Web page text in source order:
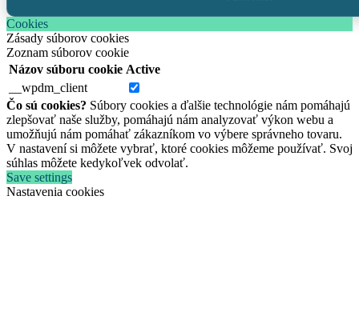
Cookies
Zásady súborov cookies
Zoznam súborov cookie
Názov súboru cookie Active
__wpdm_client
Čo sú cookies? Súbory cookies a ďalšie technológie nám pomáhajú
zlepšovať naše služby, pomáhajú nám analyzovať výkon webu a
umožňujú nám pomáhať zákazníkom vo výbere správneho tovaru.
V nastavení si môžete vybrať, ktoré cookies môžeme používať. Svoj
súhlas môžete kedykoľvek odvolať.
Save settings
Nastavenia cookies